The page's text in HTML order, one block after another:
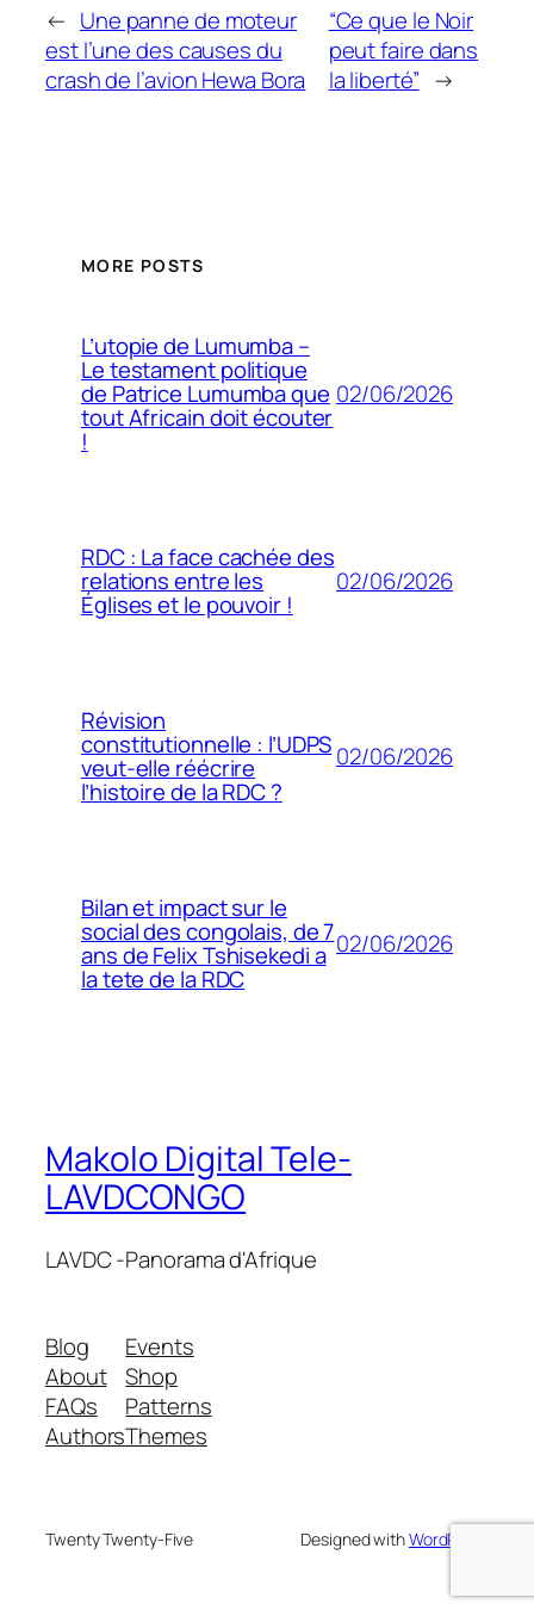
← Une panne de moteur
est l’une des causes du
crash de l’avion Hewa Bora
“Ce que le Noir
peut faire dans
la liberté” →
MORE POSTS
L’utopie de Lumumba –
Le testament politique
de Patrice Lumumba que
tout Africain doit écouter
!
02/06/2026
RDC : La face cachée des
relations entre les
Églises et le pouvoir !
02/06/2026
Révision
constitutionnelle : l’UDPS
veut-elle réécrire
l’histoire de la RDC ?
02/06/2026
Bilan et impact sur le
social des congolais, de 7
ans de Felix Tshisekedi a
la tete de la RDC
02/06/2026
Makolo Digital Tele-
LAVDCONGO
LAVDC -Panorama d'Afrique
Blog
About
FAQs
Authors
Events
Shop
Patterns
Themes
Twenty Twenty-Five Designed withWordPress